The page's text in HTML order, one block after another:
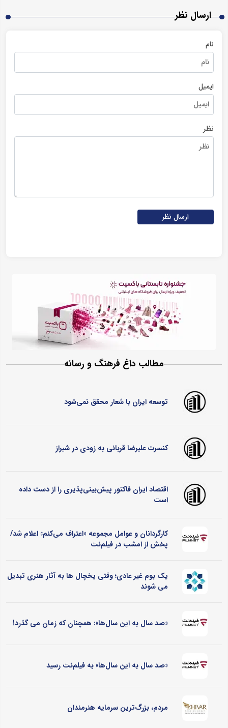
ارسال نظر
نام
ایمیل
نظر
ارسال نظر
مطالب داغ فرهنگ و رسانه
توسعه ایران با شعار محقق نمی‌شود
کنسرت علیرضا قربانی به زودی در شیراز
اقتصاد ایران فاکتور پیش‌بینی‌پذیری را از دست داده
است
کارگردانان و عوامل مجموعه «اعتراف می‌کنم» اعلام شد/
پخش از امشب در فیلم‌نت
یک بوم غیر عادی؛ وقتی یخچال ‌ها به آثار هنری تبدیل
می ‌شوند
«صد سال به این سال‌ها»: همچنان که زمان می گذرد!
«صد سال به این سال‌ها» به فیلم‌نت رسید
مردم، بزرگ‌ترین سرمایه هنرمندان